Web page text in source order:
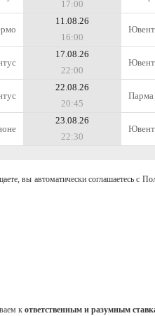
17:00
11.08.26
16:00
17.08.26
22:00
22.08.26
20:45
Парма
23.08.26
22:30
вы автоматически соглашаетесь с
к ответственным и разумным